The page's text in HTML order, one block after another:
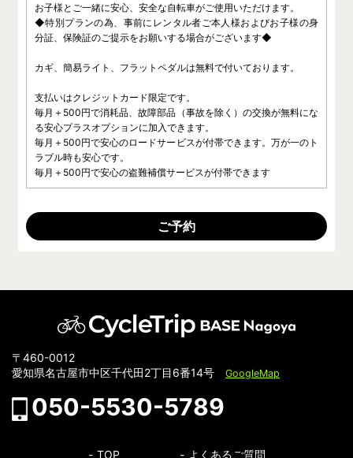
お子様とご一緒に安心、安全な自転車がご使用いただけます。
◆特別プランの為、事前にレンタル者ご本人様およびお子様の身
分証、保険証のご提示をお願いする場合がございます◆
カギ、簡易ライト、フラットペダルは無料で付いております。
支払いはクレジットカード限定です。
毎月＋500円で消耗品、故障部品（事故を除く）の交換が無料にな
る安心プラスオプションに加入できます。
毎月＋500円で安心のロードサービスが付帯できます。万が一のト
ラブル時も安心です。
毎月＋500円で安心の盗難補償サービスが付帯できます
ご予約
〒460-0012
愛知県名古屋市中区千代田2丁目6番14号 GoogleMap
050-5530-5789
TOP よくあるご質問